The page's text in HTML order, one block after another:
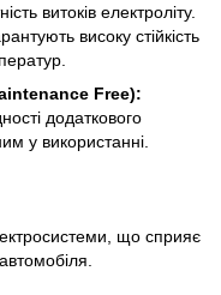
витоків електроліту.
високу стійкість
Free):
додаткового
у використанні.
що сприяє